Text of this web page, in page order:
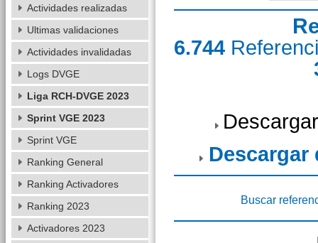
6.744
Descargar
Buscar
Actividades realizadas
Ultimas validaciones
Actividades invalidadas
Logs DVGE
Liga RCH-DVGE 2023
Sprint VGE 2023
Sprint VGE
Ranking General
Ranking Activadores
Ranking 2023
Activadores 2023